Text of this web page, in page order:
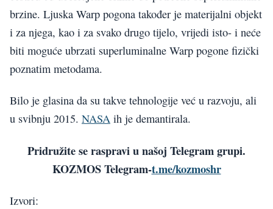
brzine. Ljuska Warp pogona također je materijalni objekt
i za njega, kao i za svako drugo tijelo, vrijedi isto- i neće
biti moguće ubrzati superluminalne Warp pogone fizički
poznatim metodama.
Bilo je glasina da su takve tehnologije već u razvoju, ali
u svibnju 2015. NASA ih je demantirala.
Pridružite se raspravi u našoj Telegram grupi.
KOZMOS Telegram-t.me/kozmoshr
Izvori: